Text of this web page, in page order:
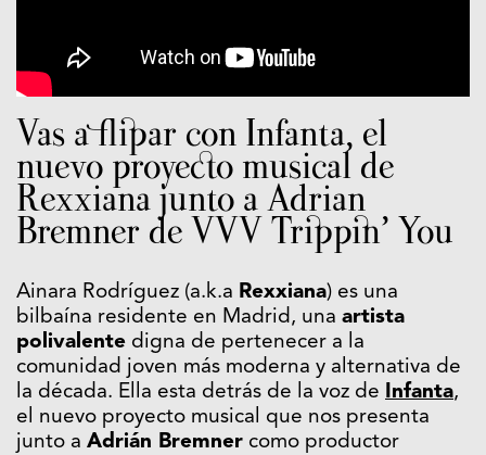
Vas a flipar con Infanta, el
nuevo proyecto musical de
Rexxiana junto a Adrian
Bremner de VVV Trippin’ You
Ainara Rodríguez (a.k.a Rexxiana) es una
bilbaína residente en Madrid, una artista
polivalente digna de pertenecer a la
comunidad joven más moderna y alternativa de
la década. Ella esta detrás de la voz de Infanta,
el nuevo proyecto musical que nos presenta
junto a Adrián Bremner como productor